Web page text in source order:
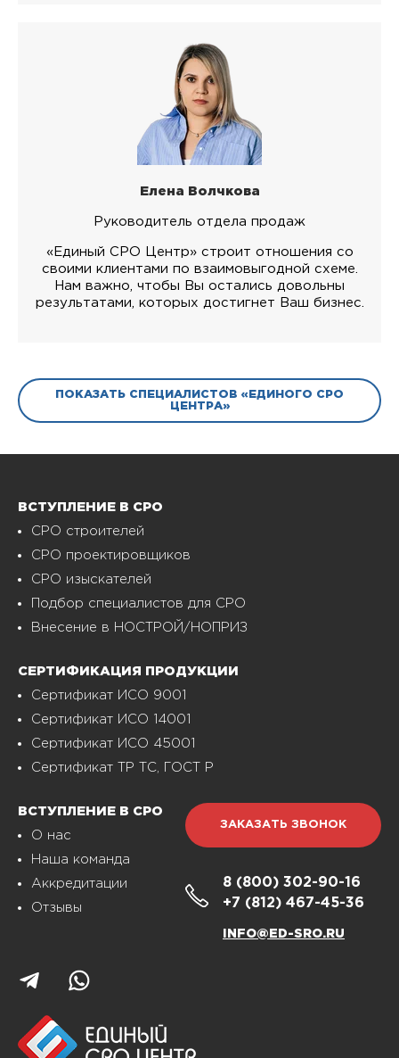
Елена Волчкова
Руководитель отдела продаж
«Единый СРО Центр» строит отношения со
своими клиентами по взаимовыгодной схеме.
Нам важно, чтобы Вы остались довольны
результатами, которых достигнет Ваш бизнес.
ПОКАЗАТЬ СПЕЦИАЛИСТОВ «ЕДИНОГО СРО
ЦЕНТРА»
ВСТУПЛЕНИЕ В СРО
СРО строителей
СРО проектировщиков
СРО изыскателей
Подбор специалистов для СРО
Внесение в НОСТРОЙ/НОПРИЗ
СЕРТИФИКАЦИЯ ПРОДУКЦИИ
Сертификат ИСО 9001
Сертификат ИСО 14001
Сертификат ИСО 45001
Сертификат ТР ТС, ГОСТ Р
ВСТУПЛЕНИЕ В СРО
О нас
Наша команда
Аккредитации
Отзывы
ЗАКАЗАТЬ ЗВОНОК
8 (800) 302-90-16
+7 (812) 467-45-36
INFO@ED-SRO.RU